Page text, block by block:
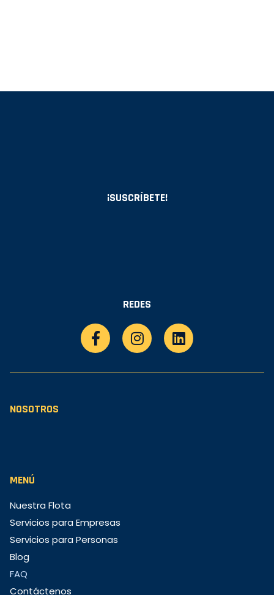
¡SUSCRÍBETE!
REDES
NOSOTROS
MENÚ
Nuestra Flota
Servicios para Empresas
Servicios para Personas
Blog
FAQ
Contáctenos